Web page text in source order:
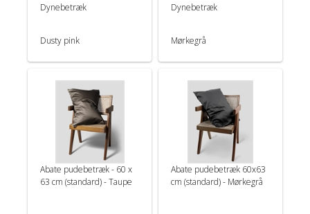
Dynebetræk
Dusty pink
Dynebetræk
Mørkegrå
Abate pudebetræk - 60 x
63 cm (standard) - Taupe
Abate pudebetræk 60x63
cm (standard) - Mørkegrå